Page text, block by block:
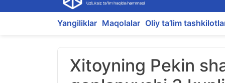
content
Yangiliklar Maqolalar Oliy ta’lim
Xitoyning Pekin